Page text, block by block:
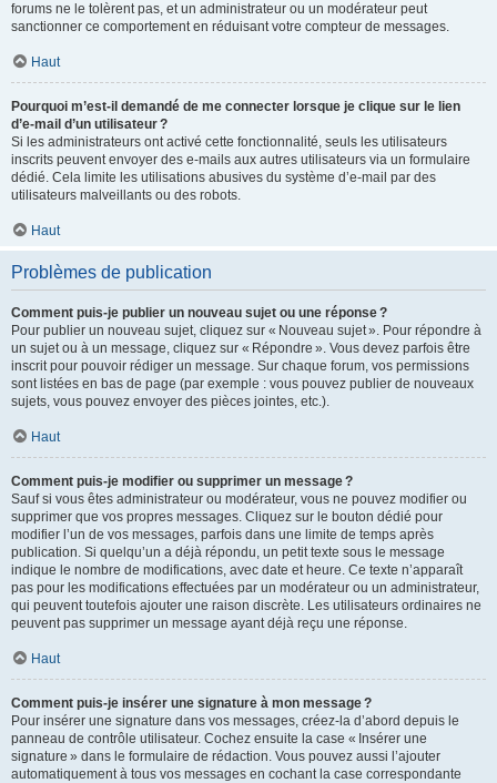
forums ne le tolèrent pas, et un administrateur ou un modérateur peut
sanctionner ce comportement en réduisant votre compteur de messages.
Haut
Pourquoi m’est-il demandé de me connecter lorsque je clique sur le lien
d’e-mail d’un utilisateur ?
Si les administrateurs ont activé cette fonctionnalité, seuls les utilisateurs
inscrits peuvent envoyer des e-mails aux autres utilisateurs via un formulaire
dédié. Cela limite les utilisations abusives du système d’e-mail par des
utilisateurs malveillants ou des robots.
Haut
Problèmes de publication
Comment puis-je publier un nouveau sujet ou une réponse ?
Pour publier un nouveau sujet, cliquez sur « Nouveau sujet ». Pour répondre à
un sujet ou à un message, cliquez sur « Répondre ». Vous devez parfois être
inscrit pour pouvoir rédiger un message. Sur chaque forum, vos permissions
sont listées en bas de page (par exemple : vous pouvez publier de nouveaux
sujets, vous pouvez envoyer des pièces jointes, etc.).
Haut
Comment puis-je modifier ou supprimer un message ?
Sauf si vous êtes administrateur ou modérateur, vous ne pouvez modifier ou
supprimer que vos propres messages. Cliquez sur le bouton dédié pour
modifier l’un de vos messages, parfois dans une limite de temps après
publication. Si quelqu’un a déjà répondu, un petit texte sous le message
indique le nombre de modifications, avec date et heure. Ce texte n’apparaît
pas pour les modifications effectuées par un modérateur ou un administrateur,
qui peuvent toutefois ajouter une raison discrète. Les utilisateurs ordinaires ne
peuvent pas supprimer un message ayant déjà reçu une réponse.
Haut
Comment puis-je insérer une signature à mon message ?
Pour insérer une signature dans vos messages, créez-la d’abord depuis le
panneau de contrôle utilisateur. Cochez ensuite la case « Insérer une
signature » dans le formulaire de rédaction. Vous pouvez aussi l’ajouter
automatiquement à tous vos messages en cochant la case correspondante